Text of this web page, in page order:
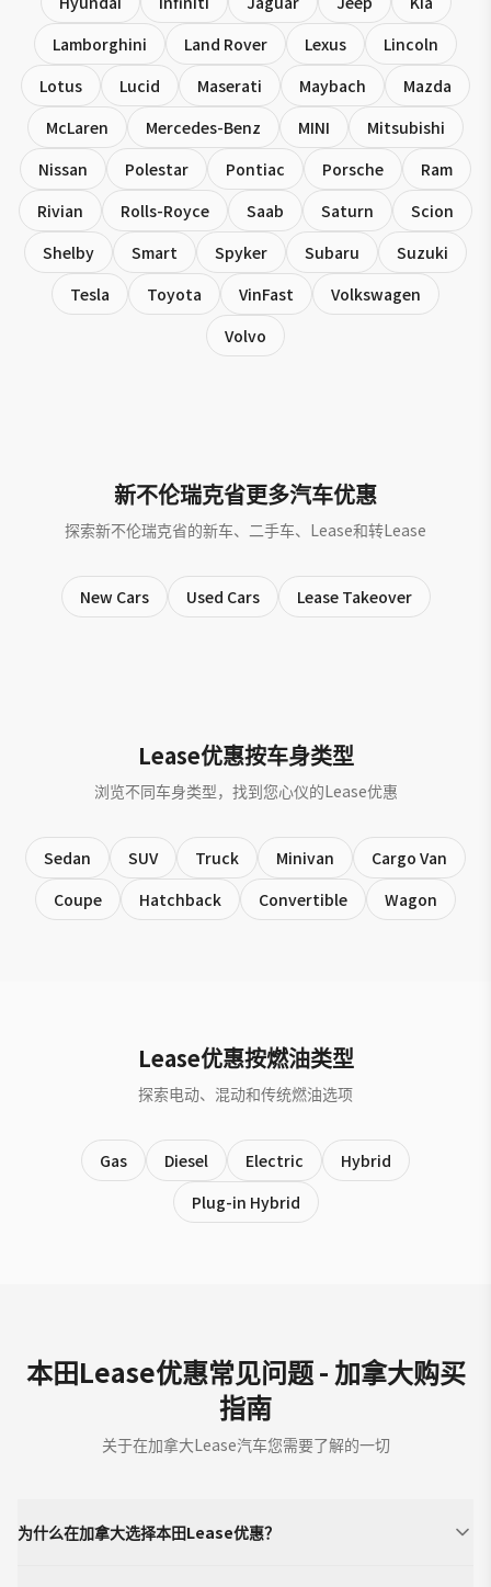
Lamborghini
Land Rover Lexus
Lincoln
Lotus
Lucid Maserati Maybach
Mazda
McLaren
Mercedes-Benz MINI
Mitsubishi
Nissan
Polestar Pontiac Porsche
Ram
Rivian
Rolls-Royce Saab Saturn
Scion
Shelby
Smart Spyker Subaru
Suzuki
Tesla
Toyota VinFast
Volkswagen
Volvo
新不伦瑞克省更多汽车优惠
探索新不伦瑞克省的新车、二手车、Lease和转Lease
New Cars Used Cars Lease Takeover
Lease优惠按车身类型
浏览不同车身类型，找到您心仪的Lease优惠
Sedan SUV Truck Minivan
Cargo Van
Coupe
Hatchback Convertible Wagon
Lease优惠按燃油类型
探索电动、混动和传统燃油选项
Gas Diesel Electric
Hybrid
Plug-in Hybrid
本田Lease优惠常见问题 - 加拿大购买
指南
关于在加拿大Lease汽车您需要了解的一切
为什么在加拿大选择本田Lease优惠？